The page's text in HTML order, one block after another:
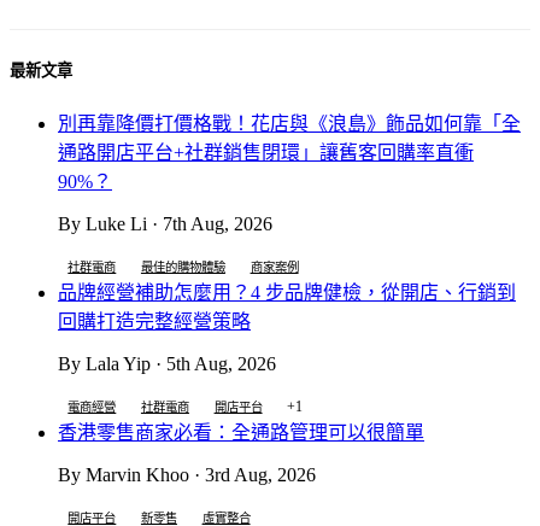
最新文章
別再靠降價打價格戰！花店與《浪島》飾品如何靠「全
通路開店平台+社群銷售閉環」讓舊客回購率直衝
90%？
By Luke Li · 7th Aug, 2026
社群電商 最佳的購物體驗 商家案例
品牌經營補助怎麼用？4 步品牌健檢，從開店、行銷到
回購打造完整經營策略
By Lala Yip · 5th Aug, 2026
電商經營 社群電商 開店平台 +1
香港零售商家必看：全通路管理可以很簡單
By Marvin Khoo · 3rd Aug, 2026
開店平台 新零售 虛實整合